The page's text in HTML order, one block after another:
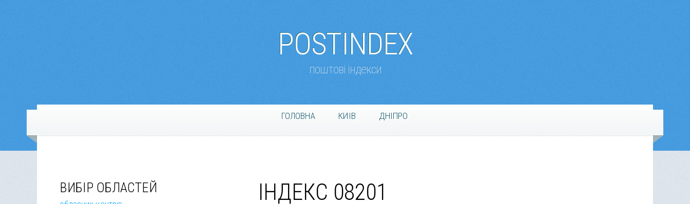
POSTINDEX
поштові індекси
ГОЛОВНА КИІВ ДНІПРО
ВИБІР ОБЛАСТЕЙ ІНДЕКС 08201